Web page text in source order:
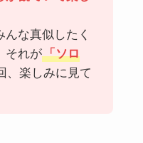
な真似したく
それが「ソロ
、楽しみに見て